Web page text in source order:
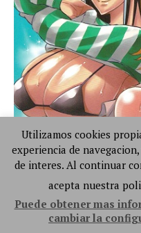
Utilizamos cookies
experiencia de
de interes. Al continuar
acepta nuestra
Puede obtener mas
cambiar la